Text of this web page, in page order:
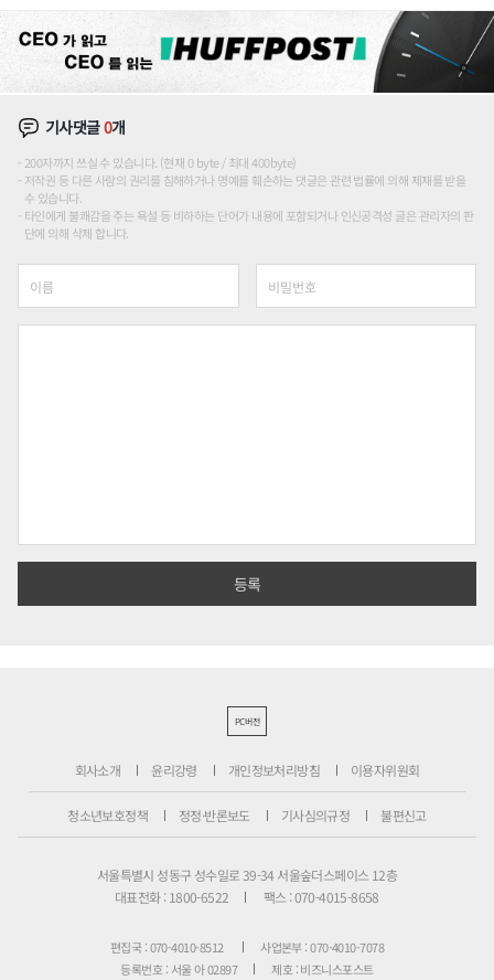
기사댓글0개
200자까지 쓰실 수 있습니다. (현재 0 byte / 최대 400byte)
저작권 등 다른 사람의 권리를 침해하거나 명예를 훼손하는 댓글은 관련 법률에 의해 제재를 받을
수 있습니다.
타인에게 불쾌감을 주는 욕설 등 비하하는 단어가 내용에 포함되거나 인신공격성 글은 관리자의 판
단에 의해 삭제 합니다.
PC버전
회사소개 윤리강령 개인정보처리방침 이용자위원회
청소년보호정책 정정·반론보도 기사심의규정 불편신고
서울특별시 성동구 성수일로 39-34 서울숲더스페이스 12층
대표전화 : 1800-6522
팩스 : 070-4015-8658
편집국 : 070-4010-8512
사업본부 : 070-4010-7078
등록번호 : 서울 아 02897
제호 : 비즈니스포스트